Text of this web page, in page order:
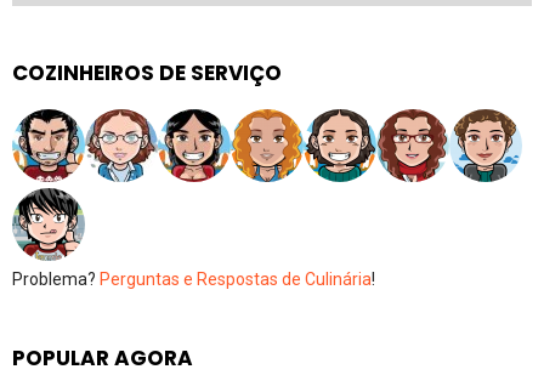
COZINHEIROS DE SERVIÇO
Problema? Perguntas e Respostas de Culinária!
POPULAR AGORA